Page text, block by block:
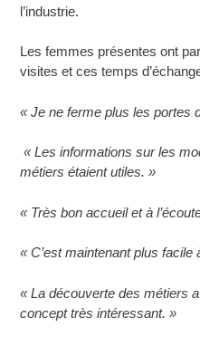
l’industrie.
Les femmes présentes ont
visites et ces temps
« Je ne ferme plus les portes
« Les informations sur les
métiers étaient utiles. »
« Très bon accueil et à
« C’est maintenant plus facile
« La découverte des métiers
concept très intéressant. »